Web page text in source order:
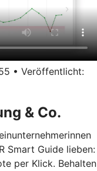
• Veröffentlicht:
& Co.
Smart Guide lieben:
per Klick. Behalten